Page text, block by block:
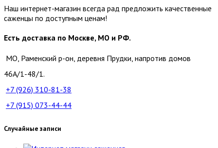
Наш интернет-магазин всегда рад предложить качественные
саженцы по доступным ценам!
Есть доставка по Москве, МО и РФ.
МО, Раменский р-он, деревня Прудки, напротив домов
46А/1-48/1.
+7 (926) 310-81-38
+7 (915) 073-44-44
Случайные записи